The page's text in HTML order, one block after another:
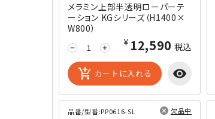
メラミン上部半透明ローパーテ
ーション KGシリーズ（H1400×
W800）
remove add ¥12,590 税込
add_shopping_cart カートに入れる visibility
品番/型番:PP0616-SL
欠品中